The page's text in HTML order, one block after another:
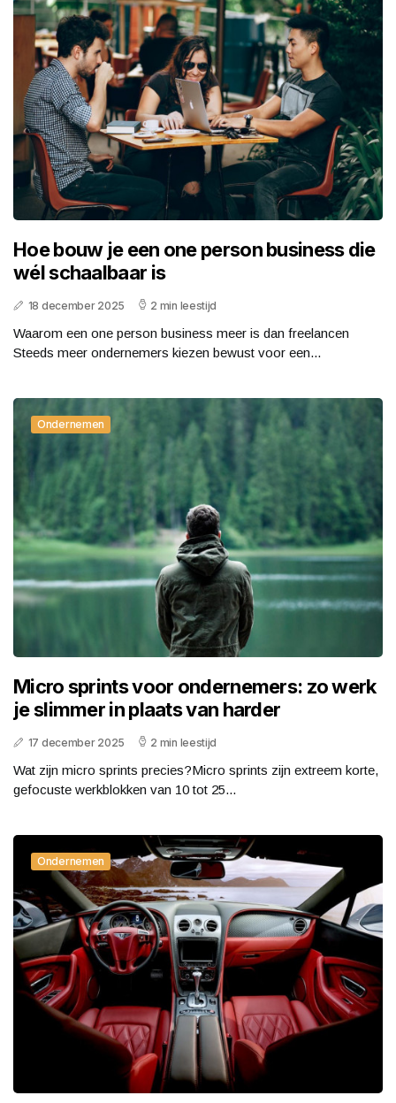
Hoe bouw je een one person business die
wél schaalbaar is
18 december 2025 2 min leestijd
Waarom een one person business meer is dan freelancen
Steeds meer ondernemers kiezen bewust voor een...
Ondernemen
Micro sprints voor ondernemers: zo werk
je slimmer in plaats van harder
17 december 2025 2 min leestijd
Wat zijn micro sprints precies?Micro sprints zijn extreem korte,
gefocuste werkblokken van 10 tot 25...
Ondernemen